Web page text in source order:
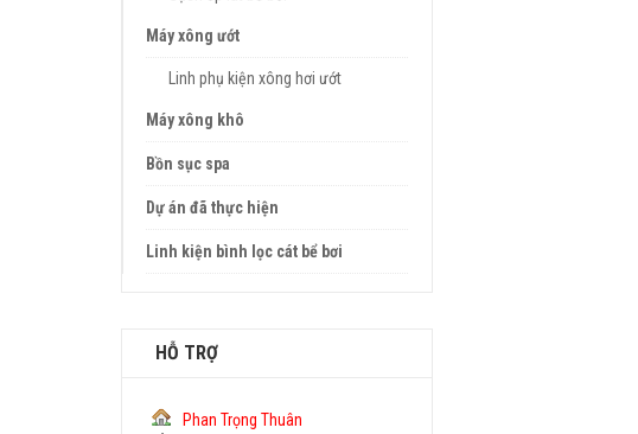
Máy xông ướt
Linh phụ kiện xông hơi ướt
Máy xông khô
Bồn sục spa
Dự án đã thực hiện
Linh kiện bình lọc cát bể bơi
HỖ TRỢ
Phan Trọng Thuân